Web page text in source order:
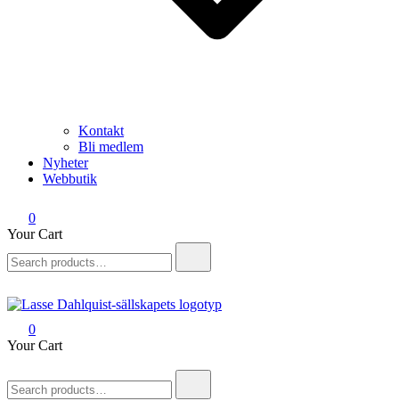
Kontakt
Bli medlem
Nyheter
Webbutik
0
Your Cart
for:
Lasse Dahlquist-sällskapet
Allt om Lasse Dahlquist – kompositör, musiker, artist, kåsör och
skådespelare
0
Your Cart
for: